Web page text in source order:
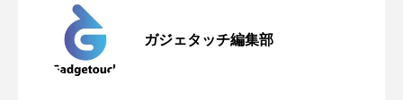
ガジェタッチ編集部
2026.05.04
2026.04.24